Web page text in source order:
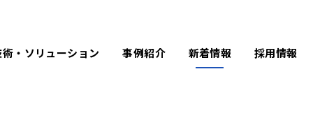
・ソリューション 事例紹介 新着情報 採用情報